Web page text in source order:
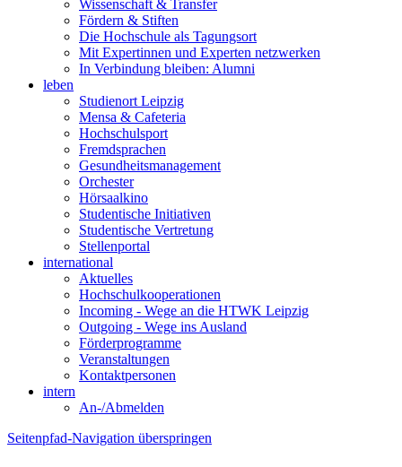
Wissenschaft & Transfer
Fördern & Stiften
Die Hochschule als Tagungsort
Mit Expertinnen und Experten netzwerken
In Verbindung bleiben: Alumni
leben
Studienort Leipzig
Mensa & Cafeteria
Hochschulsport
Fremdsprachen
Gesundheitsmanagement
Orchester
Hörsaalkino
Studentische Initiativen
Studentische Vertretung
Stellenportal
international
Aktuelles
Hochschulkooperationen
Incoming - Wege an die HTWK Leipzig
Outgoing - Wege ins Ausland
Förderprogramme
Veranstaltungen
Kontaktpersonen
intern
An-/Abmelden
Seitenpfad-Navigation überspringen